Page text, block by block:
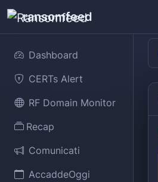
ransomfeed
Dashboard
CERTs Alert
RF Domain Monitor
Recap
Comunicati
AccaddeOggi